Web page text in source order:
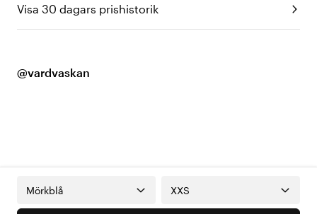
Visa 30 dagars prishistorik
@vardvaskan
Mörkblå XXS